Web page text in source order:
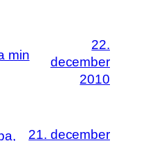
min
22.
december
2010
21. december